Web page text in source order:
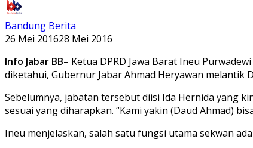
Bandung Berita
26 Mei 201628 Mei 2016
Info Jabar BB– Ketua DPRD Jawa Barat Ineu
diketahui, Gubernur Jabar Ahmad Heryawan melantik
Sebelumnya, jabatan tersebut diisi Ida Hernida yang
sesuai yang diharapkan. “Kami yakin (Daud Ahmad)
Ineu menjelaskan, salah satu fungsi utama sekwan